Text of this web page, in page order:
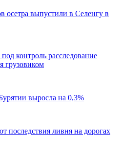
осетра выпустили в Селенгу в
контроль расследование
грузовиком
выросла на 0,3%
последствия ливня на дорогах